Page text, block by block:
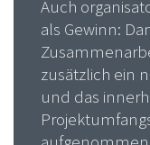
Auch
als Gewinn:
zusätzlich ein
und das